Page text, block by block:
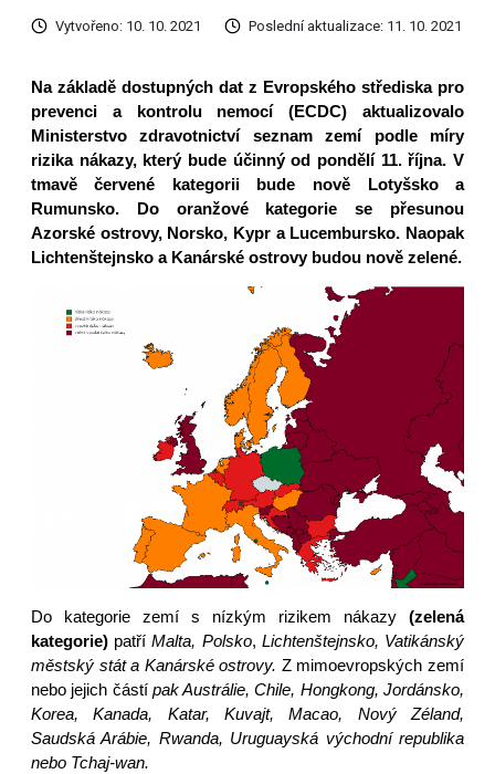
Vytvořeno: 10. 10. 2021 Poslední aktualizace: 11. 10. 2021
Na základě dostupných dat z Evropského střediska pro
prevenci a kontrolu nemocí (ECDC) aktualizovalo
Ministerstvo zdravotnictví seznam zemí podle míry
rizika nákazy, který bude účinný od pondělí 11. října. V
tmavě červené kategorii bude nově Lotyšsko a
Rumunsko. Do oranžové kategorie se přesunou
Azorské ostrovy, Norsko, Kypr a Lucembursko. Naopak
Lichtenštejnsko a Kanárské ostrovy budou nově zelené.
Do kategorie zemí s nízkým rizikem nákazy(zelená
kategorie)patří Malta, Polsko, Lichtenštejnsko, Vatikánský
městský stát a Kanárské ostrovy. Z mimoevropských zemí
nebo jejich částí pak Austrálie, Chile, Hongkong, Jordánsko,
Korea, Kanada, Katar, Kuvajt, Macao, Nový Zéland,
Saudská Arábie, Rwanda, Uruguayská východní republika
nebo Tchaj-wan.